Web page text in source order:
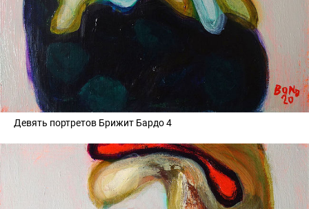
Девять портретов Брижит Бардо 4